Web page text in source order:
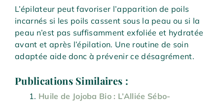
L’épilateur peut favoriser l’apparition de poils
incarnés si les poils cassent sous la peau ou si la
peau n’est pas suffisamment exfoliée et hydratée
avant et après l’épilation. Une routine de soin
adaptée aide donc à prévenir ce désagrément.
Publications Similaires :
Huile de Jojoba Bio : L’Alliée Sébo-